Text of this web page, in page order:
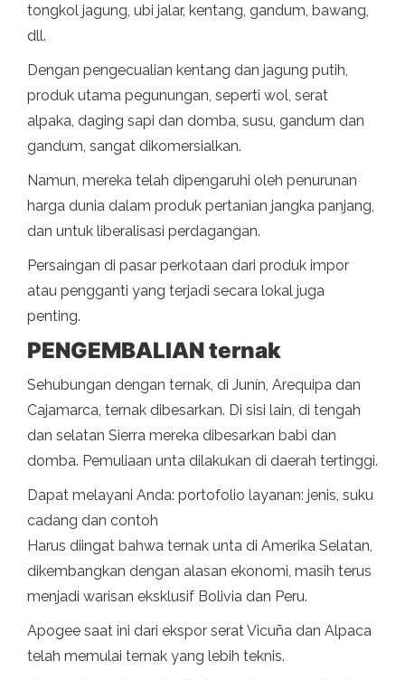
tongkol jagung, ubi jalar, kentang, gandum, bawang,
dll.
Dengan pengecualian kentang dan jagung putih,
produk utama pegunungan, seperti wol, serat
alpaka, daging sapi dan domba, susu, gandum dan
gandum, sangat dikomersialkan.
Namun, mereka telah dipengaruhi oleh penurunan
harga dunia dalam produk pertanian jangka panjang,
dan untuk liberalisasi perdagangan.
Persaingan di pasar perkotaan dari produk impor
atau pengganti yang terjadi secara lokal juga
penting.
PENGEMBALIAN ternak
Sehubungan dengan ternak, di Junín, Arequipa dan
Cajamarca, ternak dibesarkan. Di sisi lain, di tengah
dan selatan Sierra mereka dibesarkan babi dan
domba. Pemuliaan unta dilakukan di daerah tertinggi.
Dapat melayani Anda: portofolio layanan: jenis, suku
cadang dan contoh
Harus diingat bahwa ternak unta di Amerika Selatan,
dikembangkan dengan alasan ekonomi, masih terus
menjadi warisan eksklusif Bolivia dan Peru.
Apogee saat ini dari ekspor serat Vicuña dan Alpaca
telah memulai ternak yang lebih teknis.